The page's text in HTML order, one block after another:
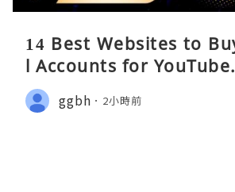
14 Best Websites to
l Accounts for
ggbh 2小時前